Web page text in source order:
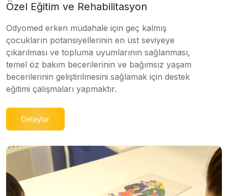
Özel Eğitim ve Rehabilitasyon
Odyomed erken müdahale için geç kalmış
çocukların potansiyellerinin en üst seviyeye
çıkarılması ve topluma uyumlarının sağlanması,
temel öz bakım becerilerinin ve bağımsız yaşam
becerilerinin geliştirilmesini sağlamak için destek
eğitimi çalışmaları yapmaktır.
Detaylar